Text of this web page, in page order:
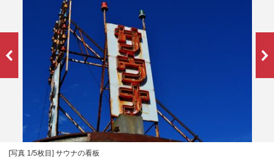
[写真 1/5枚目] サウナの看板